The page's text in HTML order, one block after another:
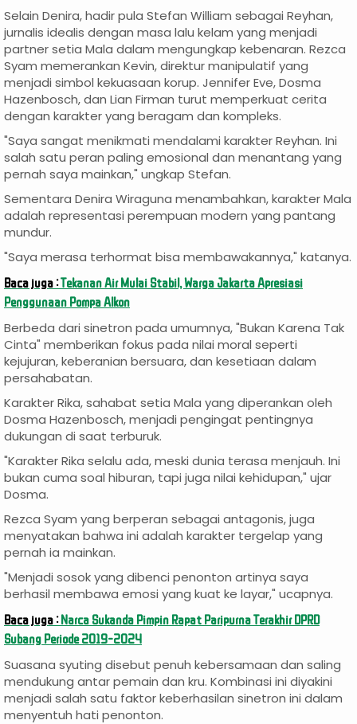
Selain Denira, hadir pula Stefan William sebagai Reyhan,
jurnalis idealis dengan masa lalu kelam yang menjadi
partner setia Mala dalam mengungkap kebenaran. Rezca
Syam memerankan Kevin, direktur manipulatif yang
menjadi simbol kekuasaan korup. Jennifer Eve, Dosma
Hazenbosch, dan Lian Firman turut memperkuat cerita
dengan karakter yang beragam dan kompleks.
"Saya sangat menikmati mendalami karakter Reyhan. Ini
salah satu peran paling emosional dan menantang yang
pernah saya mainkan," ungkap Stefan.
Sementara Denira Wiraguna menambahkan, karakter Mala
adalah representasi perempuan modern yang pantang
mundur.
"Saya merasa terhormat bisa membawakannya," katanya.
Baca juga :Tekanan Air Mulai Stabil, Warga Jakarta Apresiasi
Penggunaan Pompa Alkon
Berbeda dari sinetron pada umumnya, "Bukan Karena Tak
Cinta" memberikan fokus pada nilai moral seperti
kejujuran, keberanian bersuara, dan kesetiaan dalam
persahabatan.
Karakter Rika, sahabat setia Mala yang diperankan oleh
Dosma Hazenbosch, menjadi pengingat pentingnya
dukungan di saat terburuk.
"Karakter Rika selalu ada, meski dunia terasa menjauh. Ini
bukan cuma soal hiburan, tapi juga nilai kehidupan," ujar
Dosma.
Rezca Syam yang berperan sebagai antagonis, juga
menyatakan bahwa ini adalah karakter tergelap yang
pernah ia mainkan.
"Menjadi sosok yang dibenci penonton artinya saya
berhasil membawa emosi yang kuat ke layar," ucapnya.
Baca juga :Narca Sukanda Pimpin Rapat Paripurna Terakhir DPRD
Subang Periode 2019-2024
Suasana syuting disebut penuh kebersamaan dan saling
mendukung antar pemain dan kru. Kombinasi ini diyakini
menjadi salah satu faktor keberhasilan sinetron ini dalam
menyentuh hati penonton.